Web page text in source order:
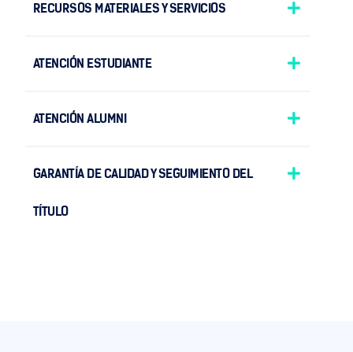
RECURSOS MATERIALES Y SERVICIOS
ATENCIÓN ESTUDIANTE
ATENCIÓN ALUMNI
GARANTÍA DE CALIDAD Y SEGUIMIENTO DEL
TÍTULO